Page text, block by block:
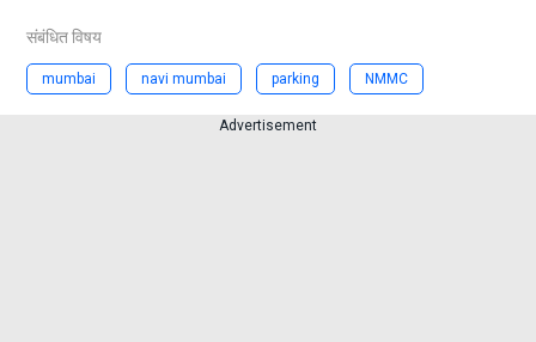
संबंधित विषय
mumbai navi mumbai parking NMMC
Advertisement